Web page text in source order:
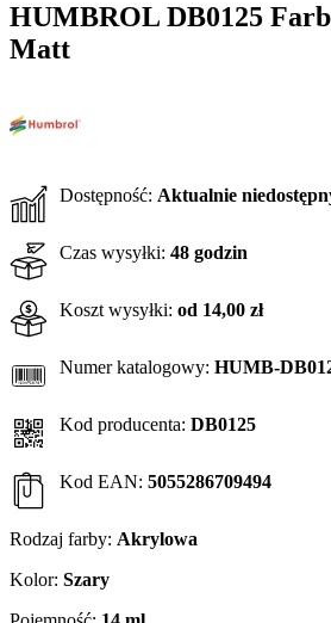
HUMBROL DB0125
Matt
Dostępność: Aktualnie
Czas wysyłki: 48 godzin
Koszt wysyłki: od 14,00 zł
Numer katalogowy: HUMB-
Kod producenta: DB0125
Kod EAN: 5055286709494
Rodzaj farby: Akrylowa
Kolor: Szary